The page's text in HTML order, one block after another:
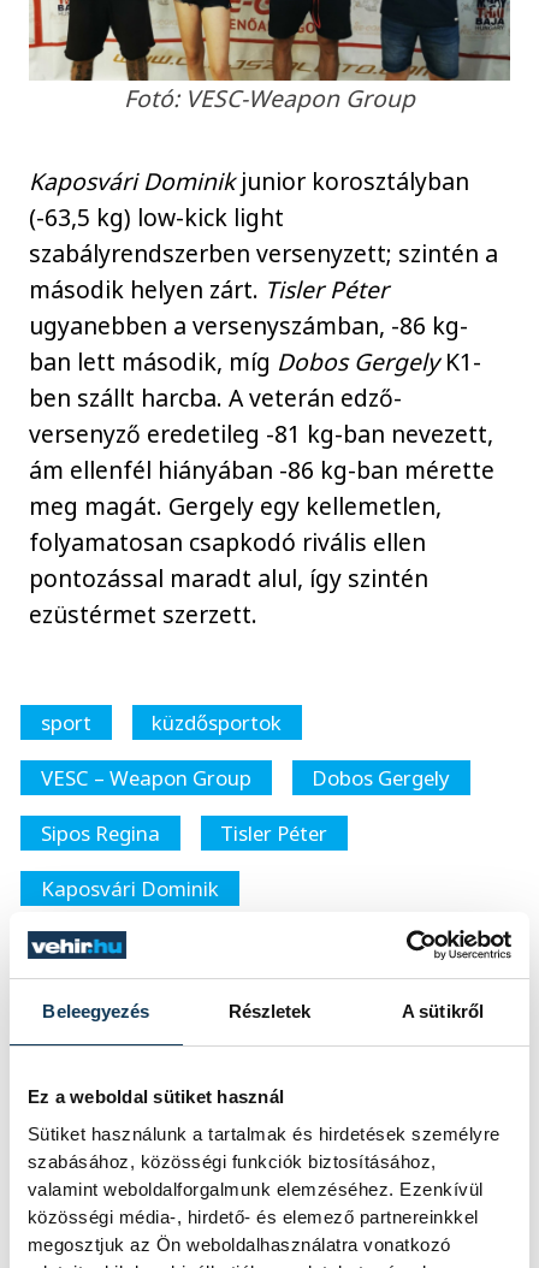
Beleegyezés Részletek A sütikről
Ez a weboldal sütiket használ
Sütiket használunk a tartalmak és hirdetések személyre
szabásához, közösségi funkciók biztosításához,
valamint weboldalforgalmunk elemzéséhez. Ezenkívül
közösségi média-, hirdető- és elemező partnereinkkel
megosztjuk az Ön weboldalhasználatra vonatkozó
Fotó: VESC-Weapon Group
Kaposvári Dominikjunior korosztályban
(-63,5 kg) low-kick light
szabályrendszerben versenyzett; szintén a
második helyen zárt. Tisler Péter
ugyanebben a versenyszámban, -86 kg-
ban lett második, míg Dobos GergelyK1-
ben szállt harcba. A veterán edző-
versenyző eredetileg -81 kg-ban nevezett,
ám ellenfél hiányában -86 kg-ban mérette
meg magát. Gergely egy kellemetlen,
folyamatosan csapkodó rivális ellen
pontozással maradt alul, így szintén
ezüstérmet szerzett.
sport
küzdősportok
VESC – Weapon Group
Dobos Gergely
Sipos Regina
Tisler Péter
Kaposvári Dominik
SZERZŐ
vehir.hu